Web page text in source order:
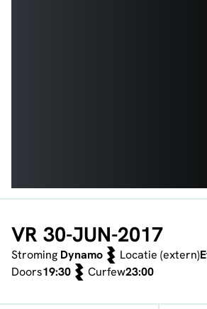
VR 30-JUN-2017
Stroming Dynamo Locatie (extern)
Doors19:30 Curfew23:00